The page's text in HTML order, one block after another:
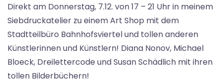
Direkt am Donnerstag, 7.12. von 17 – 21 Uhr in meinem
Siebdruckatelier zu einem Art Shop mit dem
Stadtteilbüro Bahnhofsviertel und tollen anderen
Künstlerinnen und Künstlern! Diana Nonov, Michael
Bloeck, Dreilettercode und Susan Schädlich mit ihren
tollen Bilderbüchern!